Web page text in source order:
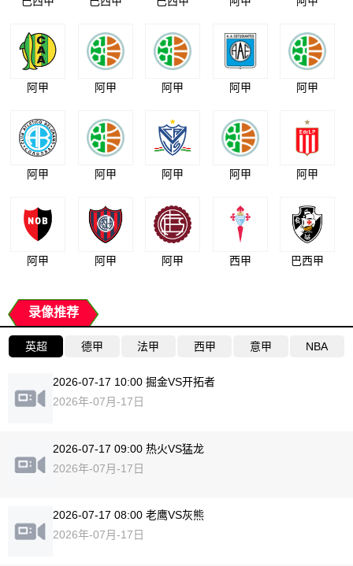
阿甲 阿甲 阿甲 阿甲 阿甲
阿甲 阿甲 阿甲 阿甲 阿甲
阿甲 阿甲 阿甲 西甲 巴西甲
录像推荐
英超 德甲 法甲 西甲 意甲 NBA
2026-07-17 10:00 掘金VS开拓者
2026年-07月-17日
2026-07-17 09:00 热火VS猛龙
2026年-07月-17日
2026-07-17 08:00 老鹰VS灰熊
2026年-07月-17日